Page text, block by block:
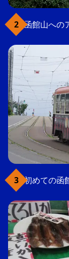
函館山への
初めての函